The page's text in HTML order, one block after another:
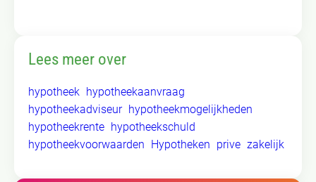
Lees meer over
hypotheek hypotheekaanvraag
hypotheekadviseur hypotheekmogelijkheden
hypotheekrente hypotheekschuld
hypotheekvoorwaarden
Hypotheken prive zakelijk